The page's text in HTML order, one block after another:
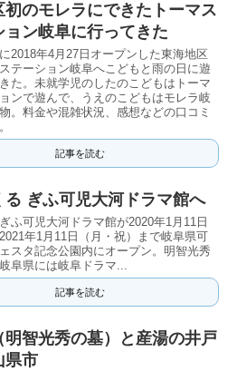
初のモレラにできたトーマス
ョン岐阜に行ってきた
2018年4月27日オープンした東海地区
テーション岐阜へこどもと雨の日に遊
た。未就学児のしたのこどもはトーマ
ンで遊んで、うえのこどもはモレラ岐
。料金や混雑状況、感想などの口コミ
記事を読む
る ぎふ可児大河ドラマ館へ
ふ可児大河ドラマ館が2020年1月11日
2021年1月11日（月・祝）まで岐阜県可
スタ記念公園内にオープン。明智光秀
阜県には岐阜ドラマ...
記事を読む
明智光秀の墓）と産湯の井戸
県市